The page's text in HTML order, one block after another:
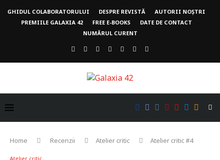
GHIDUL COLABORATORULUI DESPRE REVISTĂ
AUTORII NOȘTRI
PREMIILE GALAXIA 42
FREE E-BOOKS
DATE DE CONTACT
NUMĂRUL CURENT
Home Recenzii Atelier critic Atelier critic #4
Atelier critic